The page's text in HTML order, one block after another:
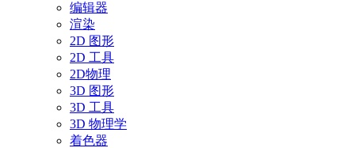
编辑器
渲染
2D 图形
2D 工具
2D物理
3D 图形
3D 工具
3D 物理学
着色器